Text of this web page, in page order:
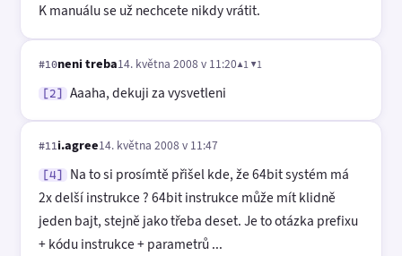
K manuálu se už nechcete nikdy vrátit.
#10neni treba14. května 2008 v 11:20▲1 ▼1
[2] Aaaha, dekuji za vysvetleni
#11i.agree14. května 2008 v 11:47
[4]
Na to si prosímtě přišel kde, že 64bit systém má
2x delší instrukce ? 64bit instrukce může mít klidně
jeden bajt, stejně jako třeba deset. Je to otázka prefixu
+ kódu instrukce + parametrů ...